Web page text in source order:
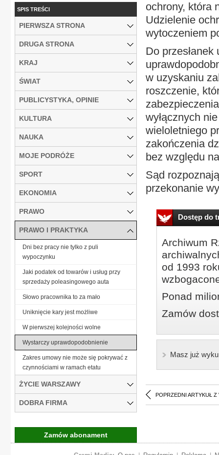
ochrony, która
Udzielenie
wytoczeniem
Do
w uzyskaniu
roszczenie,
wyłącznych
wieloletniego
zakończenia
bez względu
Sąd
przekonanie
Dostęp do
Archiwum
od 1993
Ponad
Zamów
Masz już
POPRZEDNI ARTYKUŁ Z
SPIS TREŚCI
PIERWSZA STRONA
DRUGA STRONA
KRAJ
ŚWIAT
PUBLICYSTYKA, OPINIE
KULTURA
NAUKA
MOJE PODRÓŻE
SPORT
EKONOMIA
PRAWO
PRAWO I PRAKTYKA
Dni bez pracy nie tylko z puli
wypoczynku
Jaki podatek od towarów i usług przy
sprzedaży poleasingowego auta
Słowo pracownika to za mało
Uniknięcie kary jest możliwe
W pierwszej kolejności wolne
Wystarczy uprawdopodobnienie
Zakres umowy nie może się pokrywać z
czynnościami w ramach etatu
ŻYCIE WARSZAWY
DOBRA FIRMA
Zamów abonament